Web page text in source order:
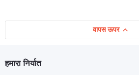
वापस ऊपर
हमारा निर्यात